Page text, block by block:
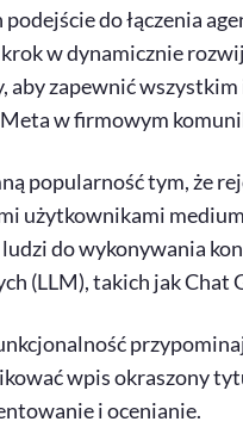
do łączenia
w dynamicznie
aby zapewnić
w firmowym
popularność tym, że
użytkownikami
do wykonywania
(LLM), takich jak Chat
wpis okraszony
i ocenianie.